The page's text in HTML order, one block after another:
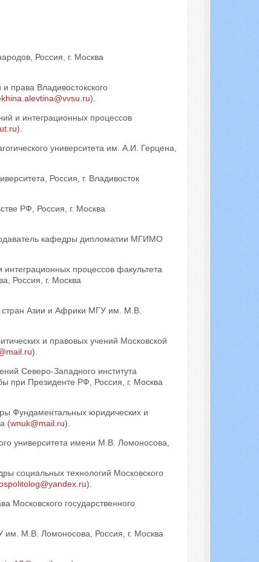
Россия, г. Москва
права Владивостокского
).
и интеграционных процессов
).
университета им. А.И. Герцена,
Россия, г. Владивосток
РФ, Россия, г. Москва
кафедры дипломатии МГИМО
процессов факультета
Россия, г. Москва
стран Азии и Африки МГУ им. М.В.
и правовых учений Московской
).
Северо-Западного института
при Президенте РФ, Россия, г. Москва
Фундаментальных юридических и
(wnuk@mail.ru).
университета имени М.В. Ломоносова,
социальных технологий Московского
).
Московского государственного
им. М.В. Ломоносова, Россия, г. Москва